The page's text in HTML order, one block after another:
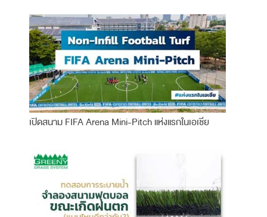
เปิดสนาม FIFA Arena Mini-Pitch แห่งแรกในเอเชีย